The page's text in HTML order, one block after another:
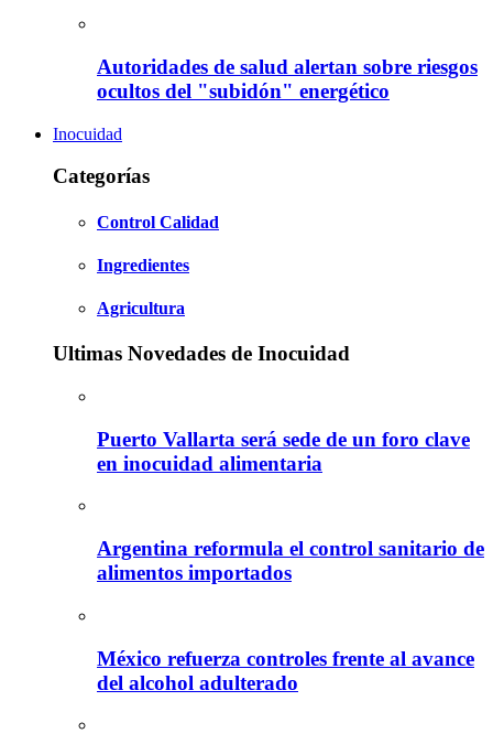
Autoridades de salud alertan sobre riesgos
ocultos del "subidón" energético
Inocuidad
Categorías
Control Calidad
Ingredientes
Agricultura
Ultimas Novedades de Inocuidad
Puerto Vallarta será sede de un foro clave
en inocuidad alimentaria
Argentina reformula el control sanitario de
alimentos importados
México refuerza controles frente al avance
del alcohol adulterado